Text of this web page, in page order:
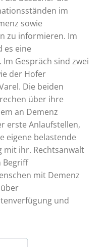
im
sowie
zu informieren. Im
es eine
Gespräch sind zwei
der Hofer
Die beiden
über ihre
an Demenz
erste Anlaufstellen,
eigene belastende
mit ihr. Rechtsanwalt
Begriff
mit Demenz
und